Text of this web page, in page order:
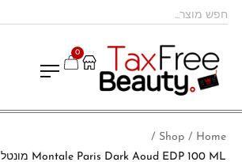
0
Home
/
Shop
/